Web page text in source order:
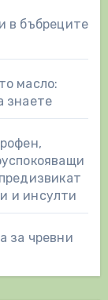
в бъбреците
масло:
знаете
и инсулти
за чревни